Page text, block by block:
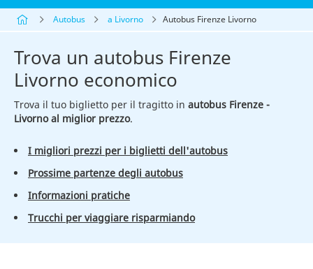
Autobus a Livorno Autobus Firenze Livorno
Trova un autobus Firenze
Livorno economico
Trova il tuo biglietto per il tragitto in autobus Firenze -
Livorno al miglior prezzo.
I migliori prezzi per i biglietti dell'autobus
Prossime partenze degli autobus
Informazioni pratiche
Trucchi per viaggiare risparmiando